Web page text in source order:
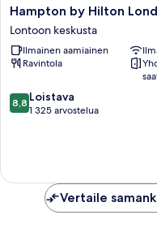
Hampton
by
Hilton
London
Waterloo
keskusta
Hampton by Hilton
Lontoon keskusta
Ilmainen aamiainen
Ravintola
8.8
kautta
8,8 Loistava
1 325 arvostelua
Vertaile